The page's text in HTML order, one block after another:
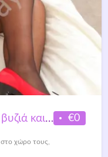
€0
Είμαι κουκλάρα με φυσικά βυζιά και πολύ ωραία κωλάρα.
στο χώρο τους